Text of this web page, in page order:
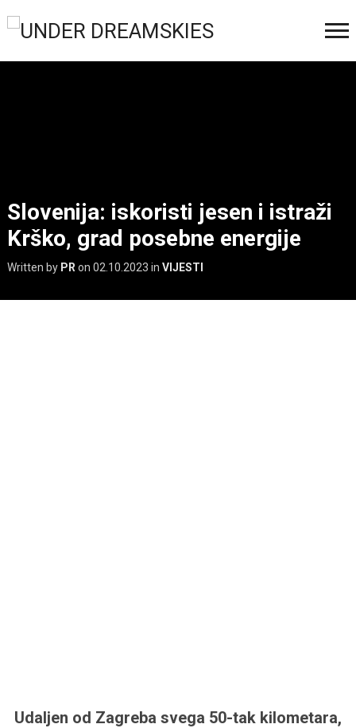
Slovenija: iskoristi jesen i istraži
Krško, grad posebne energije
Written by PR on 02.10.2023 in VIJESTI
Udaljen od Zagreba svega 50-tak kilometara,